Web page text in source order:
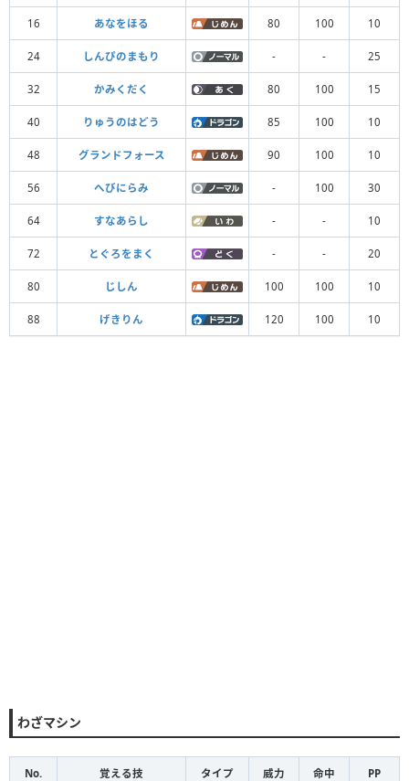
16 あなをほる 80 100 10
24 しんぴのまもり - - 25
32 かみくだく 80 100 15
40 りゅうのはどう 85 100 10
48 グランドフォース 90 100 10
56 へびにらみ - 100 30
64 すなあらし - - 10
72 とぐろをまく - - 20
80 じしん 100 100 10
88 げきりん 120 100 10
わざマシン
No. 覚える技 タイプ 威力 命中 PP